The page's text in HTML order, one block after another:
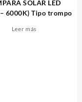
SOLAR LED
6000K) Tipo trompo
Leer más